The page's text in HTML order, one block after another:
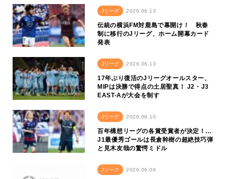
Jリーグ 2026.06.13
伝統の横浜FM対鹿島で幕開け！ 秋春
制に移行のJリーグ、ホーム開幕カード
発表
Jリーグ 2026.06.13
17年ぶり復活のJリーグオールスター、
MIPは決勝で得点の土居聖真！ J2・J3
EAST-Aが大会を制す
Jリーグ 2026.06.10
百年構想リーグの各賞受賞者が決定！…
J1最優秀ゴールは長倉幹樹の超絶技巧弾
と見木友哉の驚愕ミドル
Jリーグ 2026.06.06